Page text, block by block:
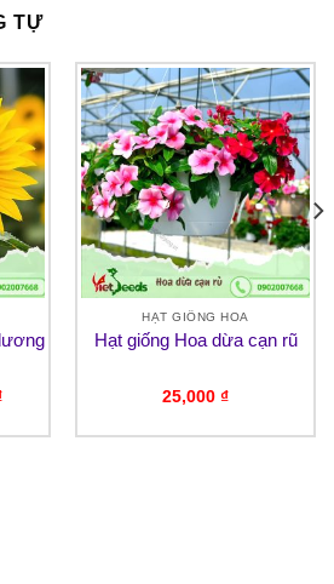
TỰ
Giá
là:
HẠT GIỐNG HOA
Hạt giống Hoa dừa cạn rũ
25,000 ₫